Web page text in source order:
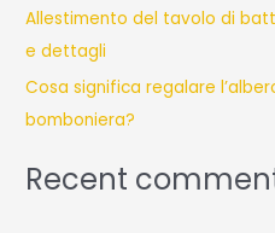
Allestimento del tavolo di
e dettagli
Cosa significa regalare
bomboniera?
Recent